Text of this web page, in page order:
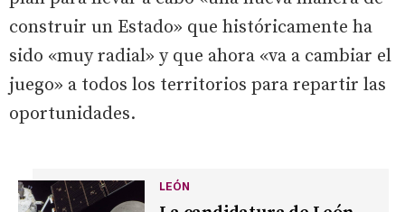
construir un Estado» que históricamente ha
sido «muy radial» y que ahora «va a cambiar el
juego» a todos los territorios para repartir las
oportunidades.
LEÓN